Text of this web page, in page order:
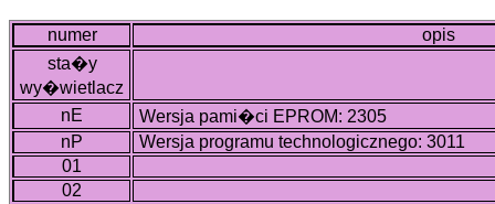
numer
opis
sta�y
wy�wietlacz
nE
Wersja pami�ci EPROM: 2305
nP
Wersja programu technologicznego: 3011
01
02